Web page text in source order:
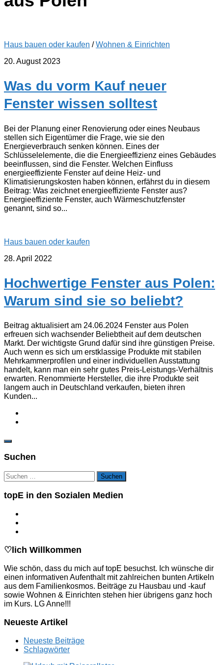
Haus bauen oder kaufen /Wohnen & Einrichten
20. August 2023
Was du vorm Kauf neuer
Fenster wissen solltest
Bei der Planung einer Renovierung oder eines Neubaus
stellen sich Eigentümer die Frage, wie sie den
Energieverbrauch senken können. Eines der
Schlüsselelemente, die die Energieeffizienz eines Gebäudes
beeinflussen, sind die Fenster. Welchen Einfluss
energieeffiziente Fenster auf deine Heiz- und
Klimatisierungskosten haben können, erfährst du in diesem
Beitrag: Was zeichnet energieeffiziente Fenster aus?
Energieeffiziente Fenster, auch Wärmeschutzfenster
genannt, sind so...
Haus bauen oder kaufen
28. April 2022
Hochwertige Fenster aus Polen:
Warum sind sie so beliebt?
Beitrag aktualisiert am 24.06.2024 Fenster aus Polen
erfreuen sich wachsender Beliebtheit auf dem deutschen
Markt. Der wichtigste Grund dafür sind ihre günstigen Preise.
Auch wenn es sich um erstklassige Produkte mit stabilen
Mehrkammerprofilen und einer individuellen Ausstattung
handelt, kann man ein sehr gutes Preis-Leistungs-Verhältnis
erwarten. Renommierte Hersteller, die ihre Produkte seit
langem auch in Deutschland verkaufen, bieten ihren
Kunden...
Suchen
Suchen
nach:
topE in den Sozialen Medien
♡lich Willkommen
Wie schön, dass du mich auf topE besuchst. Ich wünsche dir
einen informativen Aufenthalt mit zahlreichen bunten Artikeln
aus dem Familienkosmos. Beiträge zu Hausbau und -kauf
sowie Wohnen & Einrichten stehen hier übrigens ganz hoch
im Kurs. LG Anne!!!
Neueste Artikel
Neueste Beiträge
Schlagwörter